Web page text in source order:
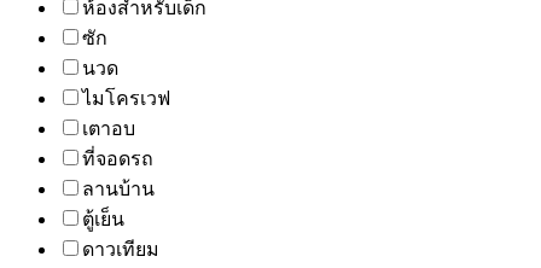
ห้องสำหรับเด็ก
ซัก
นวด
ไมโครเวฟ
เตาอบ
ที่จอดรถ
ลานบ้าน
ตู้เย็น
ดาวเทียม